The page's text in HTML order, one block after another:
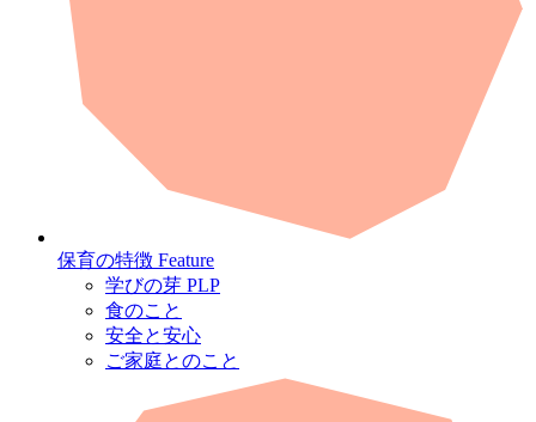
保育の特徴 Feature
学びの芽 PLP
食のこと
安全と安心
ご家庭とのこと